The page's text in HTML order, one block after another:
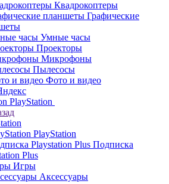
Квадрокоптеры
Графические
Умные часы
Проекторы
Микрофоны
Пылесосы
Фото и видео
PlayStation
PlayStation
Подписка
Plus
Игры
Аксессуары